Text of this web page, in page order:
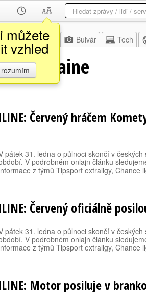
můžete
vzhled
Z domova Bulvár Tech
Fontaine
Červený hráčem
pátek 31. ledna o půlnoci skončí v
V podrobném onlajn článku
z týmů Tipsport extraligy, Chance
Červený oficiálně
pátek 31. ledna o půlnoci skončí v
V podrobném onlajn článku
z týmů Tipsport extraligy, Chance
Motor posiluje v